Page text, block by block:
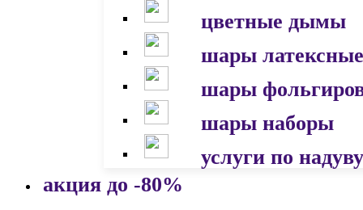
цветные дымы
шары латексные
шары
шары наборы
услуги по надуву
акция до -80%